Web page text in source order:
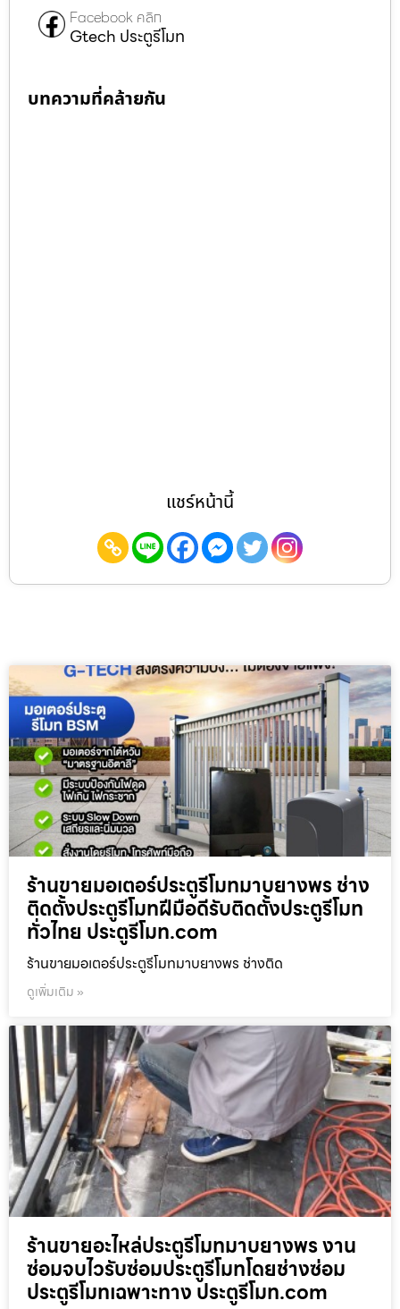
Facebook คลิก
Gtech ประตูรีโมท
บทความที่คล้ายกัน
แชร์หน้านี้
ร้านขายมอเตอร์ประตูรีโมทมาบยางพร ช่าง
ติดตั้งประตูรีโมทฝีมือดีรับติดตั้งประตูรีโมท
ทั่วไทย ประตูรีโมท.com
ร้านขายมอเตอร์ประตูรีโมทมาบยางพร ช่างติด
ดูเพิ่มเติม »
ร้านขายอะไหล่ประตูรีโมทมาบยางพร งาน
ซ่อมจบไวรับซ่อมประตูรีโมทโดยช่างซ่อม
ประตูรีโมทเฉพาะทาง ประตูรีโมท.com